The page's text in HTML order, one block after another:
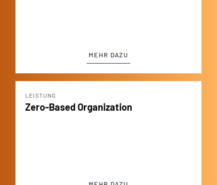
MEHR DAZU
LEISTUNG
Zero-Based Organization